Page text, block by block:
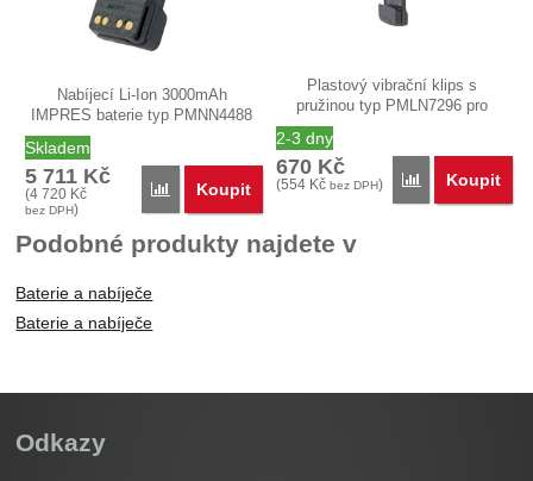
Nabíjecí Li-Ion 3000mAh
IMPRES baterie typ PMNN4488
Skladem
5 711 Kč
(4 720 Kč
bez DPH)
Porovnat
Koupit
Plastový vibrační klips s
pružinou typ PMLN7296 pro
2-3 dny
670 Kč
(554 Kč bez DPH) Porovnat
Koupit
Podobné produkty najdete v
Baterie a nabíječe
Baterie a nabíječe
Odkazy